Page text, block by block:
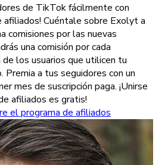
de TikTok fácilmente con
afiliados! Cuéntale sobre Exolyt a
comisiones por las nuevas
una comisión por cada
los usuarios que utilicen tu
Premia a tus seguidores con un
mes de suscripción paga. ¡Unirse
afiliados es gratis!
el programa de afiliados